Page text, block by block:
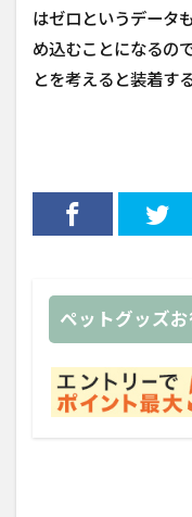
はゼロというデータ
め込むことになるの
とを考えると装着す
ペットグッズ